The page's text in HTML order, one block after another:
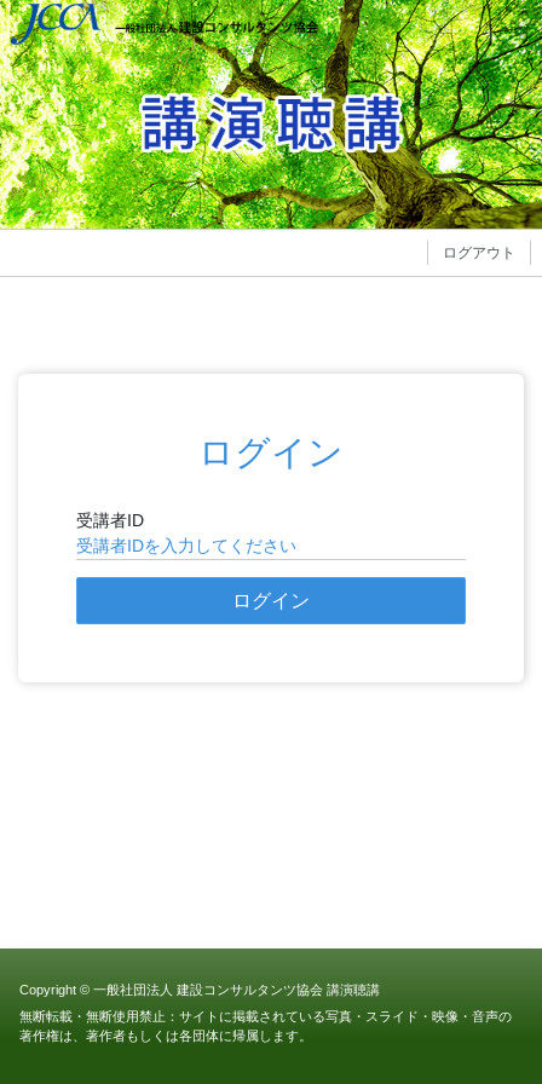
ログアウト
ログイン
受講者ID
Copyright © 一般社団法人 建設コンサルタンツ協会 講演聴講
無断転載・無断使用禁止：サイトに掲載されている写真・スライド・映像・音声の
著作権は、著作者もしくは各団体に帰属します。